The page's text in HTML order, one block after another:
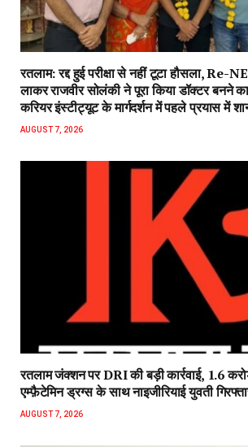
रतलाम: रद्द हुई परीक्षा से नहीं टूटा हौसला,
लाकर राजवीर सोलंकी ने पूरा किया डॉक्टर बनने
करियर इंस्टीट्यूट के मार्गदर्शन में पहले प्रयास में
AUGUST 7, 2026
रतलाम जंक्शन पर DRI की बड़ी कार्रवाई, 1.6
एम्फ़ैटेमिन ड्रग्स के साथ नाइजीरियाई युवती
AUGUST 7, 2026